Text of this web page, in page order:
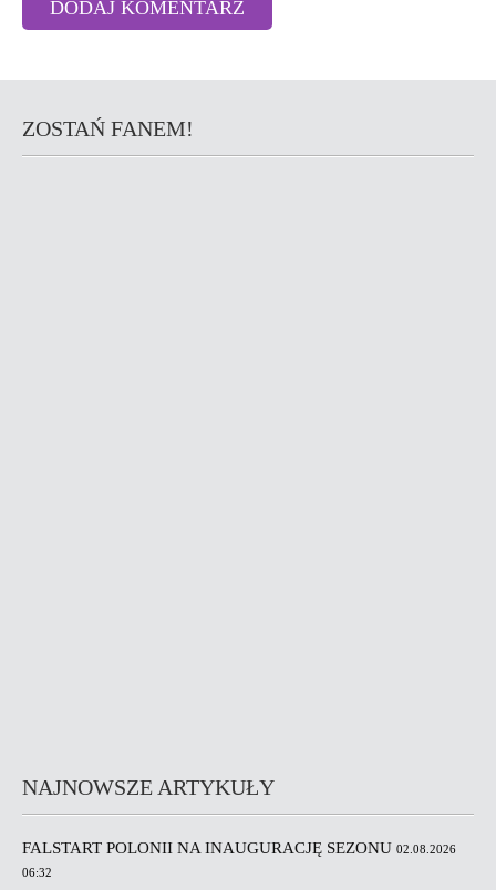
ZOSTAŃ FANEM!
NAJNOWSZE ARTYKUŁY
FALSTART POLONII NA INAUGURACJĘ SEZONU 02.08.2026
06:32